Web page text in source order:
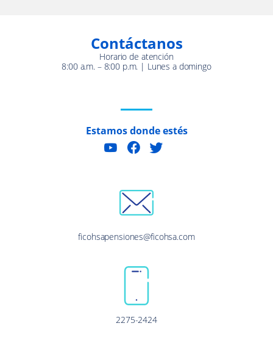
Contáctanos
Horario de atención
8:00 a.m. – 8:00 p.m. | Lunes a domingo
Estamos donde estés
ficohsapensiones@ficohsa.com
2275-2424